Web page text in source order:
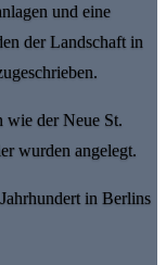
und eine
der Landschaft in
wie der Neue St.
wurden angelegt.
in Berlins